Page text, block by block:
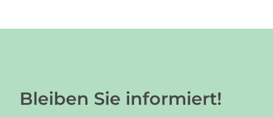
Bleiben Sie informiert!